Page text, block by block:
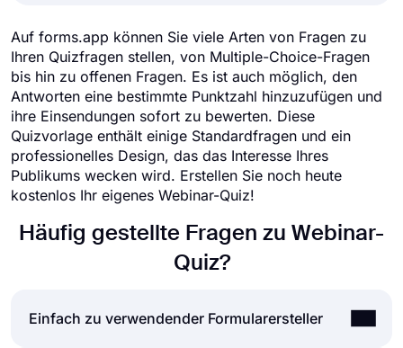
Auf forms.app können Sie viele Arten von Fragen zu
Ihren Quizfragen stellen, von Multiple-Choice-Fragen
bis hin zu offenen Fragen. Es ist auch möglich, den
Antworten eine bestimmte Punktzahl hinzuzufügen und
ihre Einsendungen sofort zu bewerten. Diese
Quizvorlage enthält einige Standardfragen und ein
professionelles Design, das das Interesse Ihres
Publikums wecken wird. Erstellen Sie noch heute
kostenlos Ihr eigenes Webinar-Quiz!
Häufig gestellte Fragen zu Webinar-
Quiz?
Einfach zu verwendender Formularersteller